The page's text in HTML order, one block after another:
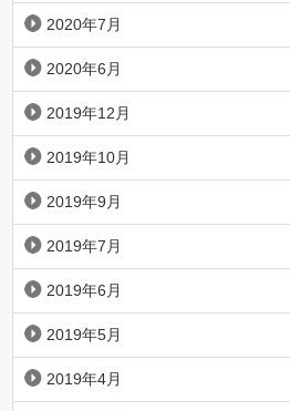
2020年7月
2020年6月
2019年12月
2019年10月
2019年9月
2019年7月
2019年6月
2019年5月
2019年4月